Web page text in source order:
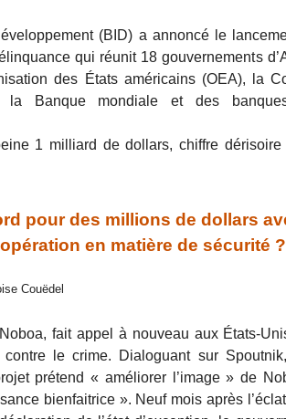
(BID) a annoncé le
qui réunit 18 gouvernements
des États américains (OEA), la
la Banque mondiale et des
1 milliard de dollars, chiffre
pour des millions de dollars
en matière de sécurité ?
Couëdel
fait appel à nouveau aux États-
le crime. Dialoguant sur
prétend « améliorer l’image » de
bienfaitrice ». Neuf mois après